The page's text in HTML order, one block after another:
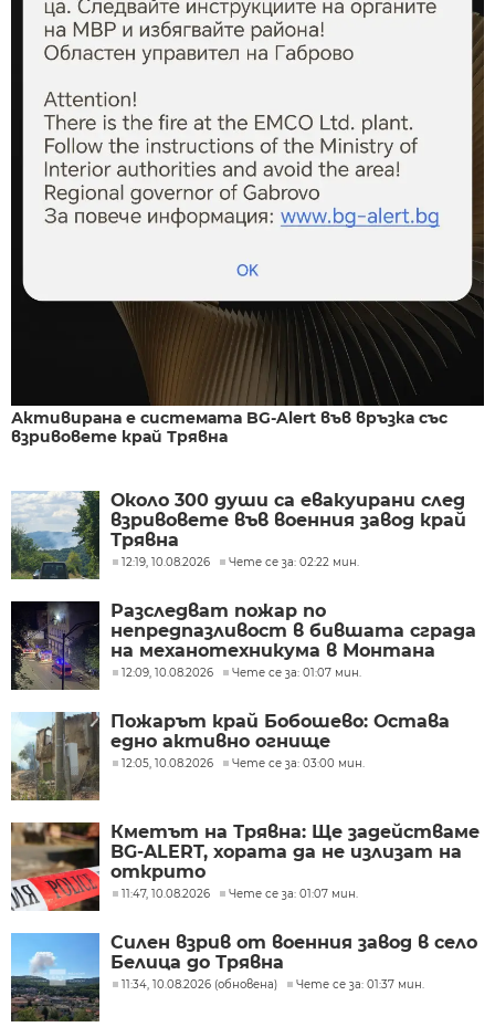
Активирана е системата BG-Alert във връзка със
взривовете край Трявна
Около 300 души са евакуирани след
взривовете във военния завод край
Трявна
12:19, 10.08.2026 Чете се за: 02:22 мин.
Разследват пожар по
непредпазливост в бившата сграда
на механотехникума в Монтана
12:09, 10.08.2026 Чете се за: 01:07 мин.
Пожарът край Бобошево: Остава
едно активно огнище
12:05, 10.08.2026 Чете се за: 03:00 мин.
Кметът на Трявна: Ще задействаме
BG-ALERT, хората да не излизат на
открито
11:47, 10.08.2026 Чете се за: 01:07 мин.
Силен взрив от военния завод в село
Белица до Трявна
11:34, 10.08.2026 (обновена) Чете се за: 01:37 мин.